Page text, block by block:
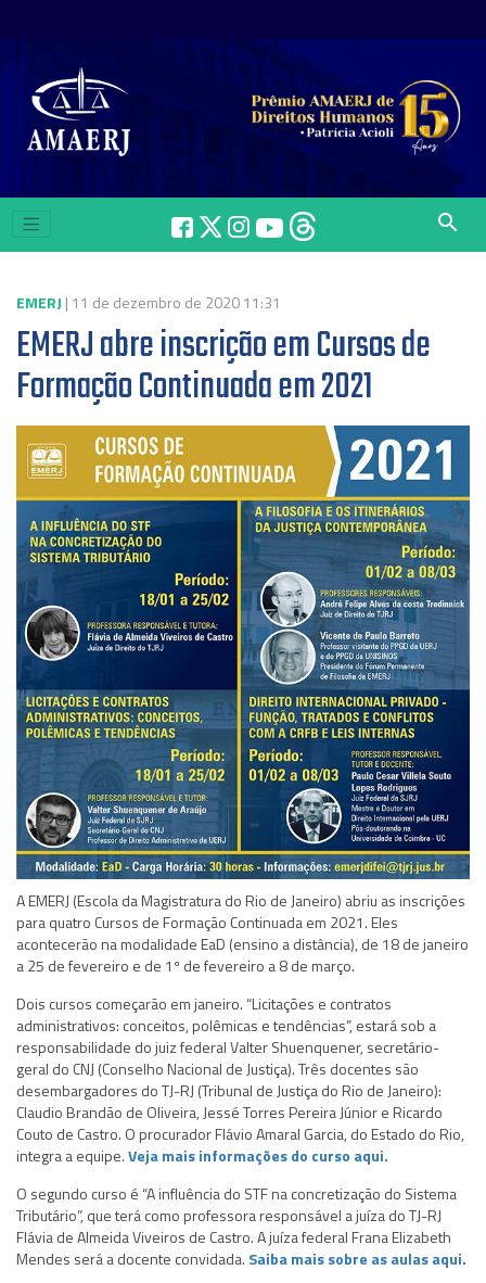
search
EMERJ | 11 de dezembro de 2020 11:31
EMERJ abre inscrição em Cursos de
Formação Continuada em 2021
A EMERJ (Escola da Magistratura do Rio de Janeiro) abriu as inscrições
para quatro Cursos de Formação Continuada em 2021. Eles
acontecerão na modalidade EaD (ensino a distância), de 18 de janeiro
a 25 de fevereiro e de 1º de fevereiro a 8 de março.
Dois cursos começarão em janeiro. “Licitações e contratos
administrativos: conceitos, polêmicas e tendências”, estará sob a
responsabilidade do juiz federal Valter Shuenquener, secretário-
geral do CNJ (Conselho Nacional de Justiça). Três docentes são
desembargadores do TJ-RJ (Tribunal de Justiça do Rio de Janeiro):
Claudio Brandão de Oliveira, Jessé Torres Pereira Júnior e Ricardo
Couto de Castro. O procurador Flávio Amaral Garcia, do Estado do Rio,
integra a equipe.Veja mais informações do curso aqui.
O segundo curso é “A influência do STF na concretização do Sistema
Tributário”, que terá como professora responsável a juíza do TJ-RJ
Flávia de Almeida Viveiros de Castro. A juíza federal Frana Elizabeth
Mendes será a docente convidada. Saiba mais sobre as aulas aqui.